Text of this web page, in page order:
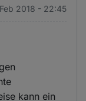
2018 - 22:45
kann ein